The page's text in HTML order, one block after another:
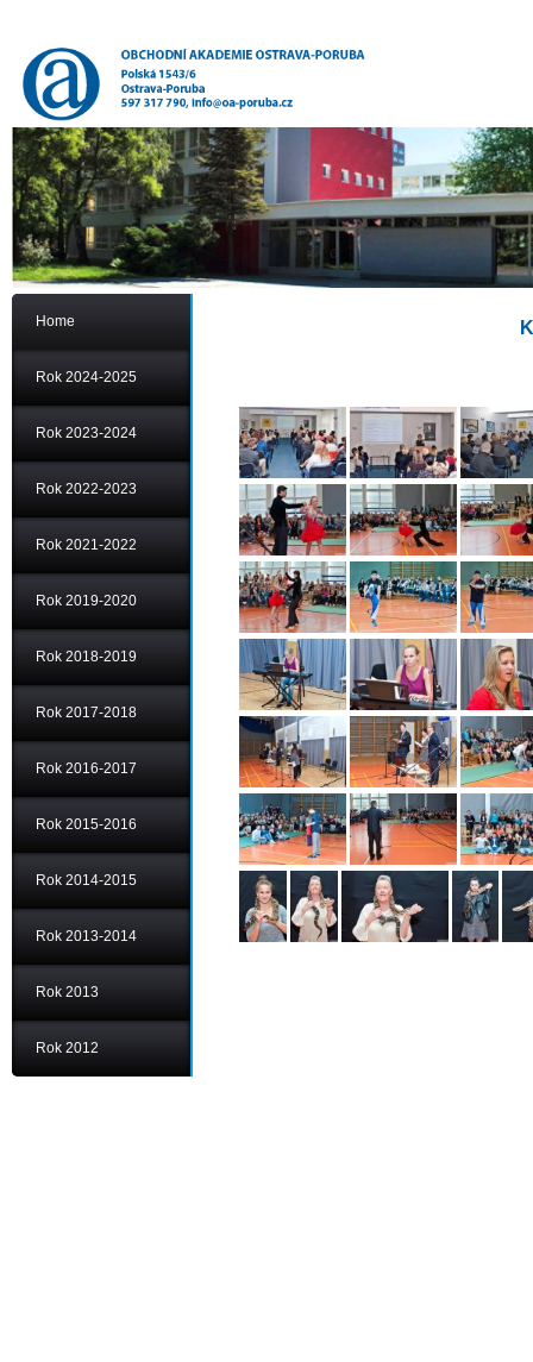
Home
Rok 2024-2025
Rok 2023-2024
Rok 2022-2023
Rok 2021-2022
Rok 2019-2020
Rok 2018-2019
Rok 2017-2018
Rok 2016-2017
Rok 2015-2016
Rok 2014-2015
Rok 2013-2014
Rok 2013
Rok 2012